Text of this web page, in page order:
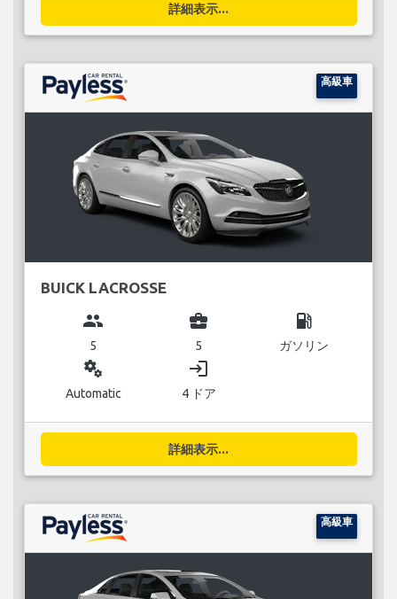
詳細表示...
高級車
BUICK LACROSSE
group
5
business_center
5
local_gas_station
ガソリン
miscellaneous_services
Automatic
login
4 ドア
詳細表示...
高級車